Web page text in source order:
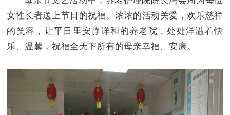
外一科（12楼）
肛肠外科（11楼）
女性长者送上节日的祝福。浓浓的活动关爱，欢乐慈祥
的笑容，让平日里安静详和的养老院，处处洋溢着快
乐、温馨，祝福全天下所有的母亲幸福、安康。